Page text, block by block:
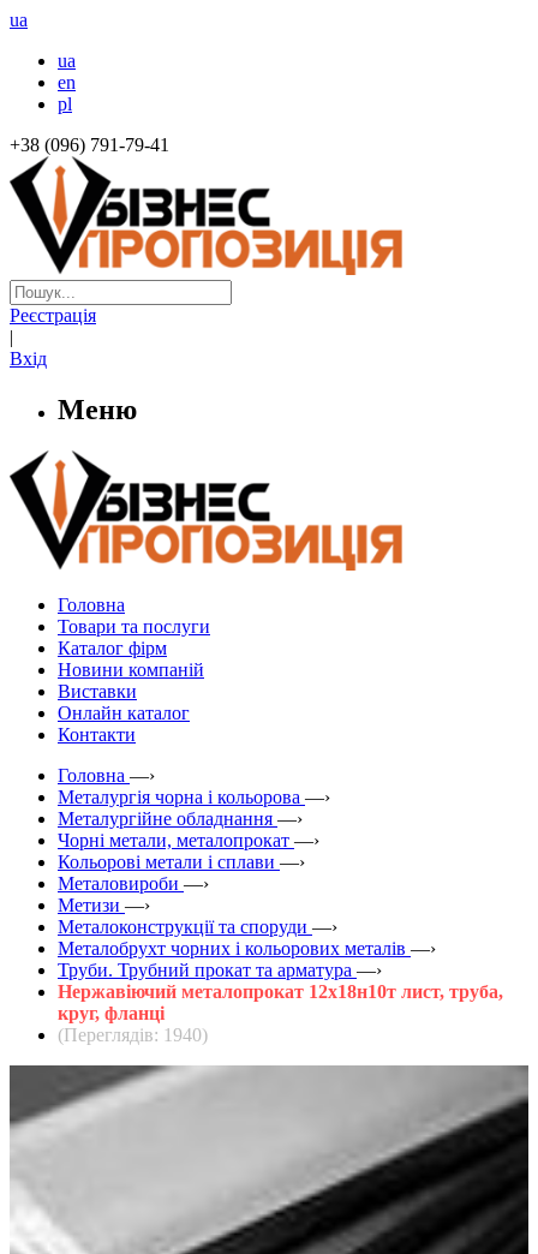
ua
ua
en
pl
+38 (096) 791-79-41
Реєстрація
|
Вхід
Меню
Головна
Товари та послуги
Каталог фірм
Новини компаній
Виставки
Онлайн каталог
Контакти
Головна —›
Металургія чорна і кольорова —›
Металургійне обладнання —›
Чорні метали, металопрокат —›
Кольорові метали і сплави —›
Металовироби —›
Метизи —›
Металоконструкції та споруди —›
Металобрухт чорних і кольорових металів —›
Труби. Трубний прокат та арматура —›
Нержавіючий металопрокат 12х18н10т лист, труба,
круг, фланці
(Переглядів: 1940)